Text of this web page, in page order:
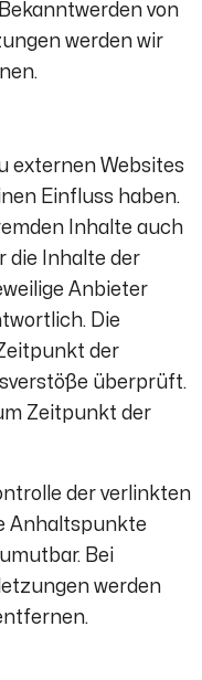
von
werden wir
externen Websites
Einfluss haben.
Inhalte auch
die Inhalte der
Anbieter
Die
der
überprüft.
Zeitpunkt der
der verlinkten
Anhaltspunkte
Bei
werden